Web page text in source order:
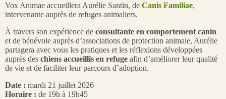
Vox Animae accueillera Aurélie Santin, de Canis Familiae,
intervenante auprès de refuges animaliers.
À travers son expérience de consultante en comportement canin
et de bénévole auprès d’associations de protection animale, Aurélie
partagera avec vous les pratiques et les réflexions développées
auprès des chiens accueillis en refuge afin d’améliorer leur qualité
de vie et de faciliter leur parcours d’adoption.
Date : mardi 21 juillet 2026
Horaire : de 19h à 19h45